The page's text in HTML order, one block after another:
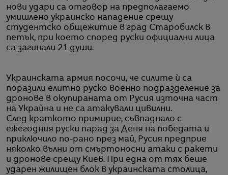
нови удари са отговор на предполагаемо
умишлено украинско нападение срещу
студентско общежитие в град Старобилск в
петък, при което според руски официални лица
са загинали 21 души.
Украинската армия посочи, че силите ѝ са
поразили елитно руско военно подразделение за
дронове в окупираната от Русия източна част
на Украйна и не са атакували цивилни.
След краткото примирие, съвпаднало с
ежегодния руски парад за Деня на победата и
приключило по-рано през май, Русия предприе
няколко вълни от смъртоносни атаки с ракети
и дронове срещу Киев. При една от тях беше
ударен жилищен блок в украинската столица,